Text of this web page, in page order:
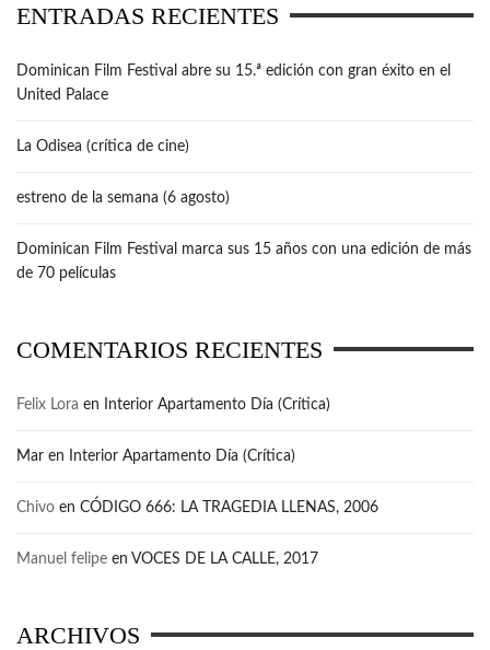
ENTRADAS RECIENTES
Dominican Film Festival abre su 15.ª edición con gran éxito en el
United Palace
La Odisea (crítica de cine)
estreno de la semana (6 agosto)
Dominican Film Festival marca sus 15 años con una edición de más
de 70 películas
COMENTARIOS RECIENTES
Felix Lora en Interior Apartamento Día (Crítica)
Mar en Interior Apartamento Día (Crítica)
Chivo en CÓDIGO 666: LA TRAGEDIA LLENAS, 2006
Manuel felipe en VOCES DE LA CALLE, 2017
ARCHIVOS